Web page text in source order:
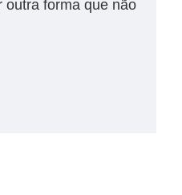
outra forma que não